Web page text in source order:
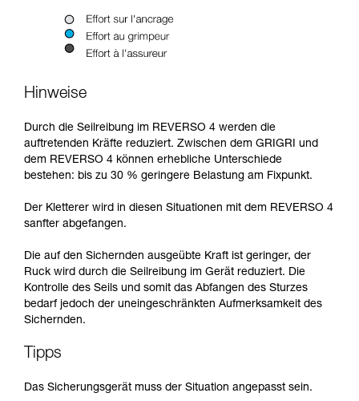
Hinweise
Durch die Seilreibung im REVERSO 4 werden die
auftretenden Kräfte reduziert. Zwischen dem GRIGRI und
dem REVERSO 4 können erhebliche Unterschiede
bestehen: bis zu 30 % geringere Belastung am Fixpunkt.
Der Kletterer wird in diesen Situationen mit dem REVERSO 4
sanfter abgefangen.
Die auf den Sichernden ausgeübte Kraft ist geringer, der
Ruck wird durch die Seilreibung im Gerät reduziert. Die
Kontrolle des Seils und somit das Abfangen des Sturzes
bedarf jedoch der uneingeschränkten Aufmerksamkeit des
Sichernden.
Tipps
Das Sicherungsgerät muss der Situation angepasst sein.